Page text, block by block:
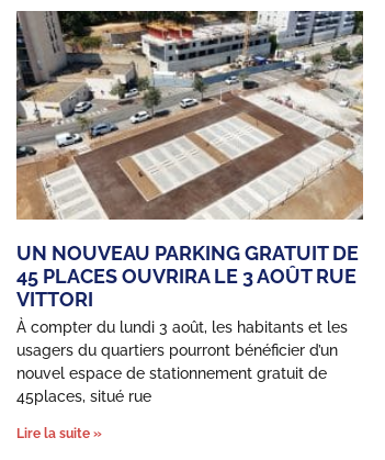
UN NOUVEAU PARKING GRATUIT DE
45 PLACES OUVRIRA LE 3 AOÛT RUE
VITTORI
À compter du lundi 3 août, les habitants et les
usagers du quartiers pourront bénéficier d’un
nouvel espace de stationnement gratuit de
45places, situé rue
Lire la suite »